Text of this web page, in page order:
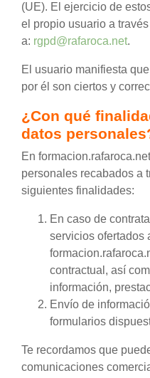
(UE). El ejercicio de
el propio usuario a través
a: rgpd@rafaroca.net.
El usuario manifiesta
por él son ciertos y
¿Con qué
datos
En
personales recabados a
siguientes finalidades:
En caso de
servicios ofertados
contractual, así
información,
Envío de
formularios
Te recordamos que
comunicaciones